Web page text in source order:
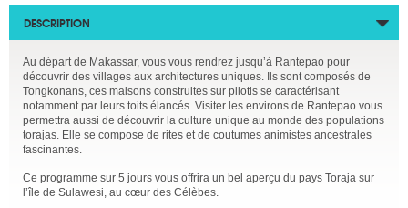
DESCRIPTION
Au départ de Makassar, vous vous rendrez jusqu’à Rantepao pour
découvrir des villages aux architectures uniques. Ils sont composés de
Tongkonans, ces maisons construites sur pilotis se caractérisant
notamment par leurs toits élancés. Visiter les environs de Rantepao vous
permettra aussi de découvrir la culture unique au monde des populations
torajas. Elle se compose de rites et de coutumes animistes ancestrales
fascinantes.
Ce programme sur 5 jours vous offrira un bel aperçu du pays Toraja sur
l’île de Sulawesi, au cœur des Célèbes.